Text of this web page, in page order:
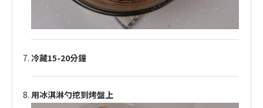
冷藏15-20分鐘
用冰淇淋勺挖到烤盤上